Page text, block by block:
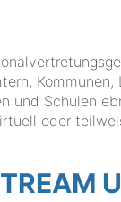
Kommunen,
und Schulen
oder